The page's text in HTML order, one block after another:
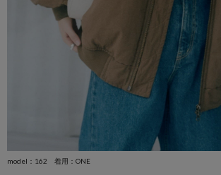
model：162 着用：ONE